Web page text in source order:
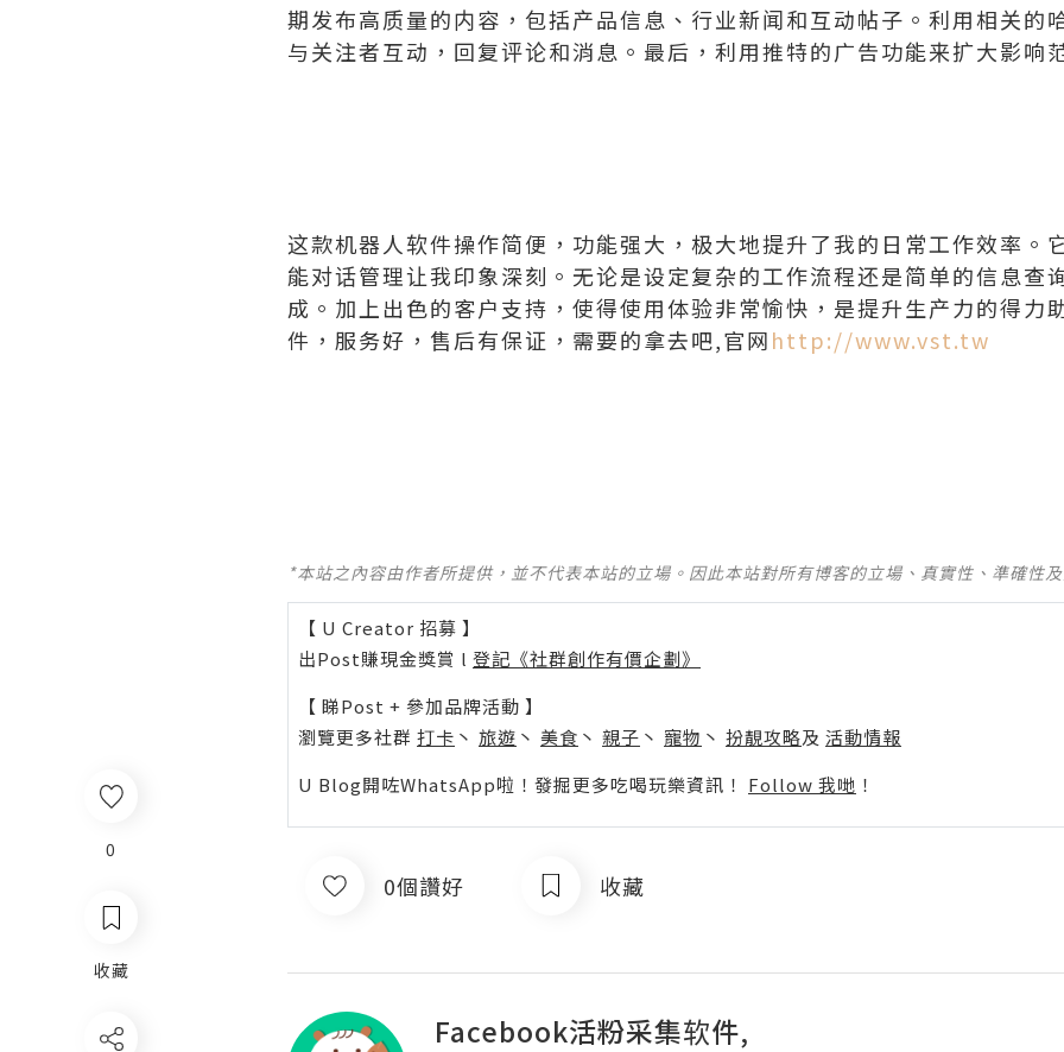
0
收藏
期发布高质量的内容，包括产品信息、行业新闻和互动帖子。利用相关的
与关注者互动，回复评论和消息。最后，利用推特的广告功能来扩大影响
这款机器人软件操作简便，功能强大，极大地提升了我的日常工作效率。
能对话管理让我印象深刻。无论是设定复杂的工作流程还是简单的信息查
成。加上出色的客户支持，使得使用体验非常愉快，是提升生产力的得力
件，服务好，售后有保证，需要的拿去吧,官网http://www.vst.tw
*本站之內容由作者所提供，並不代表本站的立場。因此本站對所有博客的立場、真實性、準確性
【 U Creator 招募 】
出Post賺現金獎賞 l 登記《社群創作有價企劃》
【 睇Post + 參加品牌活動 】
瀏覽更多社群 打卡 丶 旅遊 丶 美食 丶 親子 丶 寵物 丶 扮靚攻略及 活動情報
U Blog開咗WhatsApp啦！發掘更多吃喝玩樂資訊！ Follow 我哋 ！
0個讚好 收藏
Facebook活粉采集软件,